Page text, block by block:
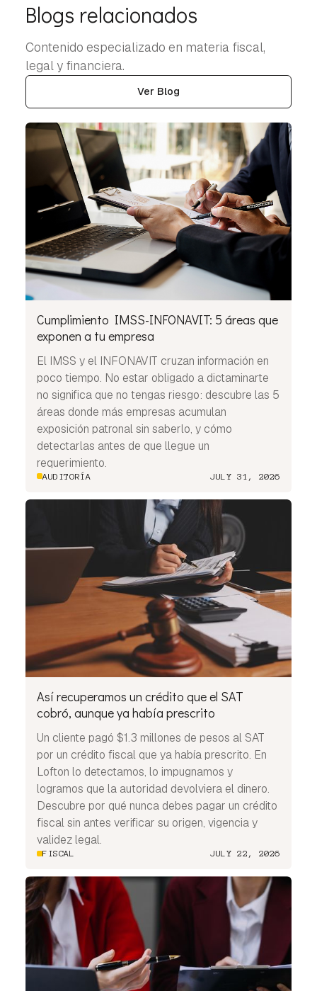
Blogs relacionados
Contenido especializado en materia fiscal,
legal y financiera.
Ver Blog
Cumplimiento IMSS-INFONAVIT: 5 áreas que
exponen a tu empresa
El IMSS y el INFONAVIT cruzan información en
poco tiempo. No estar obligado a dictaminarte
no significa que no tengas riesgo: descubre las 5
áreas donde más empresas acumulan
exposición patronal sin saberlo, y cómo
detectarlas antes de que llegue un
requerimiento.
AUDITORÍA JULY 31, 2026
Así recuperamos un crédito que el SAT
cobró, aunque ya había prescrito
Un cliente pagó $1.3 millones de pesos al SAT
por un crédito fiscal que ya había prescrito. En
Lofton lo detectamos, lo impugnamos y
logramos que la autoridad devolviera el dinero.
Descubre por qué nunca debes pagar un crédito
fiscal sin antes verificar su origen, vigencia y
validez legal.
FISCAL JULY 22, 2026